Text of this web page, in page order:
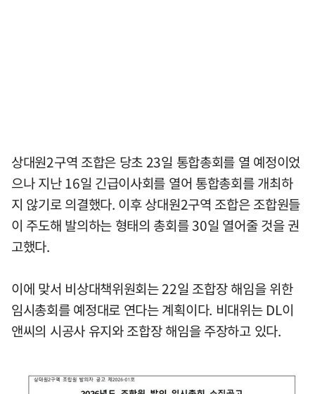
상대원2구역 조합은 당초 23일 통합총회를 열 예정이었
으나 지난 16일 긴급이사회를 열어 통합총회를 개최하
지 않기로 의결했다. 이후 상대원2구역 조합은 조합원들
이 주도해 발의하는 형태의 총회를 30일 열어줄 것을 권
고했다.
이에 맞서 비상대책위원회는 22일 조합장 해임을 위한
임시총회를 예정대로 연다는 계획이다. 비대위는 DL이
앤씨의 시공사 유지와 조합장 해임을 주장하고 있다.